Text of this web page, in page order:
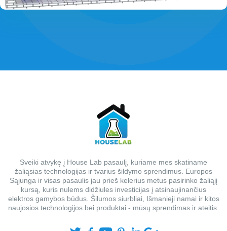
Sveiki atvykę į House Lab pasaulį, kuriame mes skatiname
žaliąsias technologijas ir tvarius šildymo sprendimus. Europos
Sąjunga ir visas pasaulis jau prieš kelerius metus pasirinko žaliąjį
kursą, kuris nulems didžiules investicijas į atsinaujinančius
elektros gamybos būdus. Šilumos siurbliai, Išmanieji namai ir kitos
naujosios technologijos bei produktai - mūsų sprendimas ir ateitis.